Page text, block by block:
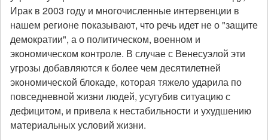
Ирак в 2003 году и многочисленные интервенции в
нашем регионе показывают, что речь идет не о "защите
демократии", а о политическом, военном и
экономическом контроле. В случае с Венесуэлой эти
угрозы добавляются к более чем десятилетней
экономической блокаде, которая тяжело ударила по
повседневной жизни людей, усугубив ситуацию с
дефицитом, и привела к нестабильности и ухудшению
материальных условий жизни.